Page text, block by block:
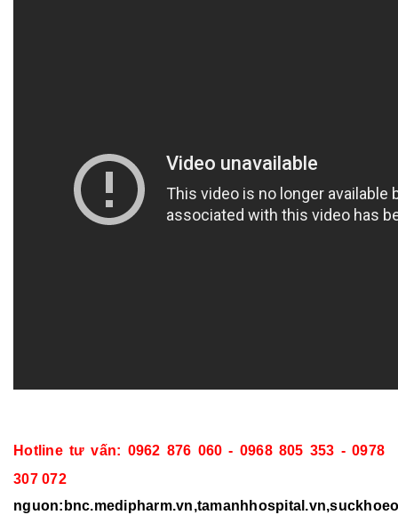
Hotline tư vấn: 0962 876 060 - 0968 805 353 - 0978
307 072